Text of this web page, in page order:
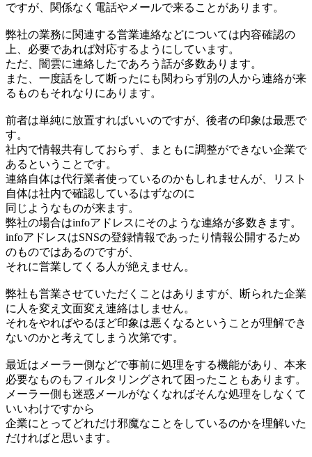
ですが、関係なく電話やメールで来ることがあります。
弊社の業務に関連する営業連絡などについては内容確認の
上、必要であれば対応するようにしています。
ただ、闇雲に連絡したであろう話が多数あります。
また、一度話をして断ったにも関わらず別の人から連絡が来
るものもそれなりにあります。
前者は単純に放置すればいいのですが、後者の印象は最悪で
す。
社内で情報共有しておらず、まともに調整ができない企業で
あるということです。
連絡自体は代行業者使っているのかもしれませんが、リスト
自体は社内で確認しているはずなのに
同じようなものが来ます。
弊社の場合はinfoアドレスにそのような連絡が多数きます。
infoアドレスはSNSの登録情報であったり情報公開するため
のものではあるのですが、
それに営業してくる人が絶えません。
弊社も営業させていただくことはありますが、断られた企業
に人を変え文面変え連絡はしません。
それをやればやるほど印象は悪くなるということが理解でき
ないのかと考えてしまう次第です。
最近はメーラー側などで事前に処理をする機能があり、本来
必要なものもフィルタリングされて困ったこともあります。
メーラー側も迷惑メールがなくなればそんな処理をしなくて
いいわけですから
企業にとってどれだけ邪魔なことをしているのかを理解いた
だければと思います。